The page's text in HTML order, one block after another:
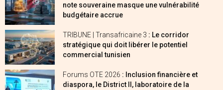
note souveraine masque une vulnérabilité
budgétaire accrue
TRIBUNE | Transafricaine 3 : Le corridor
stratégique qui doit libérer le potentiel
commercial tunisien
Forums OTE 2026 : Inclusion financière et
diaspora, le District II, laboratoire de la